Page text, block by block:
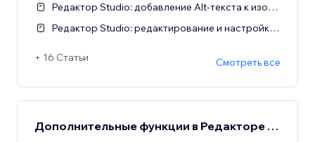
Редактор Studio: добавление Alt-текста к изображениям
Редактор Studio: редактирование и настройка фото
+ 16 Статьи Смотреть все
Дополнительные функции в Редакторе Studio